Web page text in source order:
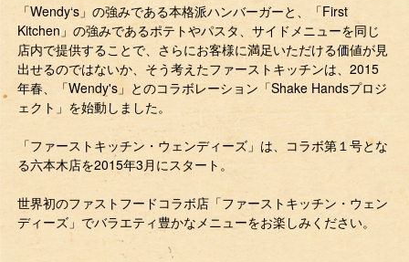
「Wendy‘s」の強みである本格派ハンバーガーと、「First
Kitchen」の強みであるポテトやパスタ、サイドメニューを同じ
店内で提供することで、さらにお客様に満足いただける価値が見
出せるのではないか、そう考えたファーストキッチンは、2015
年春、「Wendy's」とのコラボレーション「Shake Handsプロジ
ェクト」を始動しました。
「ファーストキッチン・ウェンディーズ」は、コラボ第１号とな
る六本木店を2015年3月にスタート。
世界初のファストフードコラボ店「ファーストキッチン・ウェン
ディーズ」でバラエティ豊かなメニューをお楽しみください。